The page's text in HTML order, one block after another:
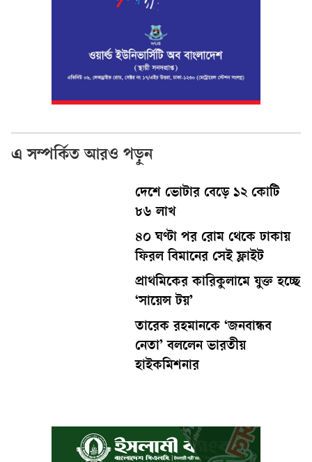
এ সম্পর্কিত আরও পড়ুন
দেশে ভোটার বেড়ে ১২ কোটি
৮৬ লাখ
৪০ ঘণ্টা পর রোম থেকে ঢাকায়
ফিরল বিমানের সেই ফ্লাইট
প্রাথমিকের কারিকুলামে যুক্ত হচ্ছে
‘সায়েন্স টয়’
তারেক রহমানকে ‘জনবান্ধব
নেতা’ বললেন ভারতীয়
হাইকমিশনার